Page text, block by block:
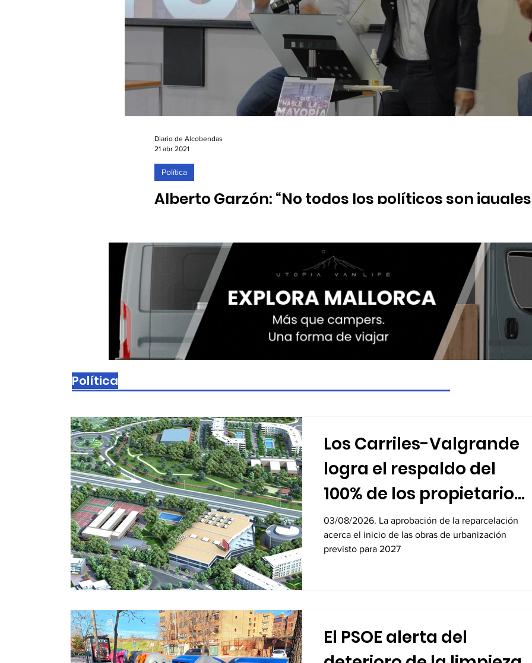
Alberto Garzón: “No todos los políticos son
Política
Diario de Alcobendas
21 abr 2021
Política
Los Carriles-Valgrande
logra el respaldo del
100% de los propietarios
para sus 8.600 viviendas
03/08/2026. La aprobación de la reparcelación
acerca el inicio de las obras de urbanización
previsto para 2027
El PSOE alerta del